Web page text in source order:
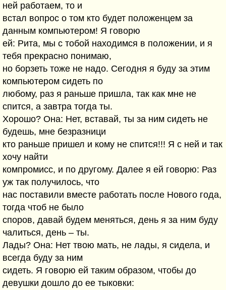
ней работаем, то и
встал вопрос о том кто будет положенцем за
данным компьютером! Я говорю
ей: Рита, мы с тобой находимся в положении, и я
тебя прекрасно понимаю,
но борзеть тоже не надо. Сегодня я буду за этим
компьютером сидеть по
любому, раз я раньше пришла, так как мне не
спится, а завтра тогда ты.
Хорошо? Она: Нет, вставай, ты за ним сидеть не
будешь, мне безразници
кто раньше пришел и кому не спится!!! Я с ней и так
хочу найти
компромисс, и по другому. Далее я ей говорю: Раз
уж так получилось, что
нас поставили вместе работать после Нового года,
тогда чтоб не было
споров, давай будем меняться, день я за ним буду
чалиться, день – ты.
Лады? Она: Нет твою мать, не лады, я сидела, и
всегда буду за ним
сидеть. Я говорю ей таким образом, чтобы до
девушки дошло до ее тыковки: